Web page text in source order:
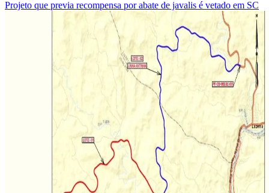
Projeto que previa recompensa por abate de javalis é vetado em SC